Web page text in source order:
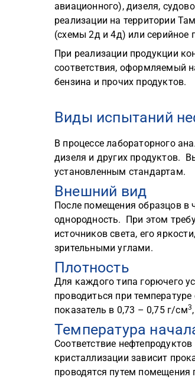
авиационного), дизеля,
реализации на территории
(схемы 2д и 4д) или серийное
При реализации продукции
соответствия, оформляемый
бензина и прочих продуктов.
Виды испытаний
В процессе лабораторного
дизеля и других продуктов.
установленным стандартам.
Внешний вид
После помещения образцов в
однородность. При этом
источников света, его
зрительными углами.
Плотность
Для каждого типа горючего
проводиться при
показатель в 0,73 – 0,75 г/см3
Температура
Соответствие
кристаллизации зависит
проводятся путем